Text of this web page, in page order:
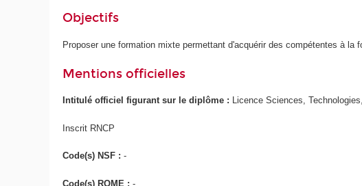
Objectifs
Proposer une formation mixte permettant d'acquérir des compétentes à
Mentions officielles
Intitulé officiel figurant sur le diplôme : Licence Sciences,
Inscrit RNCP
Code(s) NSF :-
Code(s) ROME :-